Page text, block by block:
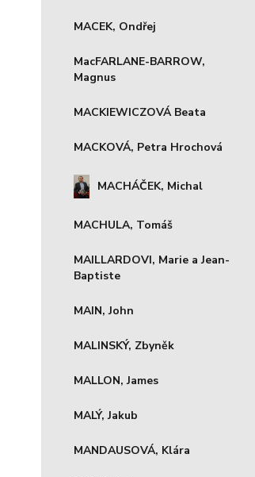
MACEK, Ondřej
MacFARLANE-BARROW,
Magnus
MACKIEWICZOVÁ Beata
MACKOVÁ, Petra Hrochová
MACHÁČEK, Michal
MACHULA, Tomáš
MAILLARDOVI, Marie a Jean-
Baptiste
MAIN, John
MALINSKÝ, Zbyněk
MALLON, James
MALÝ, Jakub
MANDAUSOVÁ, Klára